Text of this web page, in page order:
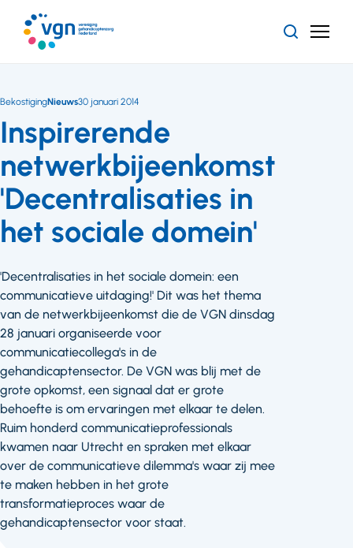
naar
hoofdinhoud
ZoekenMenu
Inspirerende
netwerkbijeenkomst
'Decentralisaties in
het sociale domein'
BekostigingNieuws30 januari 2014
'Decentralisaties in het sociale domein: een
communicatieve uitdaging!' Dit was het thema
van de netwerkbijeenkomst die de VGN dinsdag
28 januari organiseerde voor
communicatiecollega's in de
gehandicaptensector. De VGN was blij met de
grote opkomst, een signaal dat er grote
behoefte is om ervaringen met elkaar te delen.
Ruim honderd communicatieprofessionals
kwamen naar Utrecht en spraken met elkaar
over de communicatieve dilemma's waar zij mee
te maken hebben in het grote
transformatieproces waar de
gehandicaptensector voor staat.